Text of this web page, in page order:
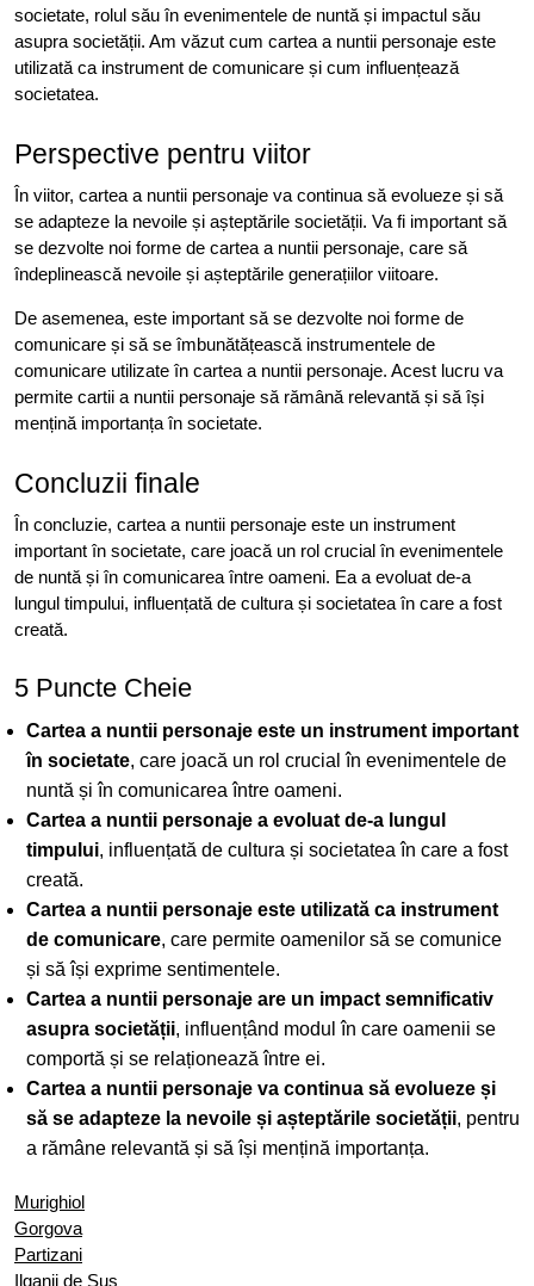
societate, rolul său în evenimentele de nuntă și impactul său
asupra societății. Am văzut cum cartea a nuntii personaje este
utilizată ca instrument de comunicare și cum influențează
societatea.
Perspective pentru viitor
În viitor, cartea a nuntii personaje va continua să evolueze și să
se adapteze la nevoile și așteptările societății. Va fi important să
se dezvolte noi forme de cartea a nuntii personaje, care să
îndeplinească nevoile și așteptările generațiilor viitoare.
De asemenea, este important să se dezvolte noi forme de
comunicare și să se îmbunătățească instrumentele de
comunicare utilizate în cartea a nuntii personaje. Acest lucru va
permite cartii a nuntii personaje să rămână relevantă și să își
mențină importanța în societate.
Concluzii finale
În concluzie, cartea a nuntii personaje este un instrument
important în societate, care joacă un rol crucial în evenimentele
de nuntă și în comunicarea între oameni. Ea a evoluat de-a
lungul timpului, influențată de cultura și societatea în care a fost
creată.
5 Puncte Cheie
Cartea a nuntii personaje este un instrument important
în societate, care joacă un rol crucial în evenimentele de
nuntă și în comunicarea între oameni.
Cartea a nuntii personaje a evoluat de-a lungul
timpului, influențată de cultura și societatea în care a fost
creată.
Cartea a nuntii personaje este utilizată ca instrument
de comunicare, care permite oamenilor să se comunice
și să își exprime sentimentele.
Cartea a nuntii personaje are un impact semnificativ
asupra societății, influențând modul în care oamenii se
comportă și se relaționează între ei.
Cartea a nuntii personaje va continua să evolueze și
să se adapteze la nevoile și așteptările societății, pentru
a rămâne relevantă și să își mențină importanța.
Murighiol
Gorgova
Partizani
Ilganii de Sus